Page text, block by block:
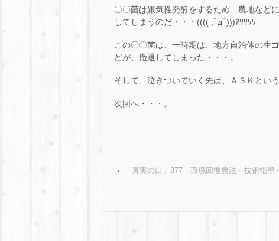
〇〇菌は嫌気性発酵をするため、農地など
してしまうのだ・・・(((( ;ﾟдﾟ)))ｱﾜﾜﾜﾜ
この〇〇菌は、一時期は、地方自治体の生
どが、撤退してしまった・・・。
そして、泣きついていく先は、ＡＳＫとい
次回へ・・・。
‹ ｢真実の口」877 環境回復農法～技術指